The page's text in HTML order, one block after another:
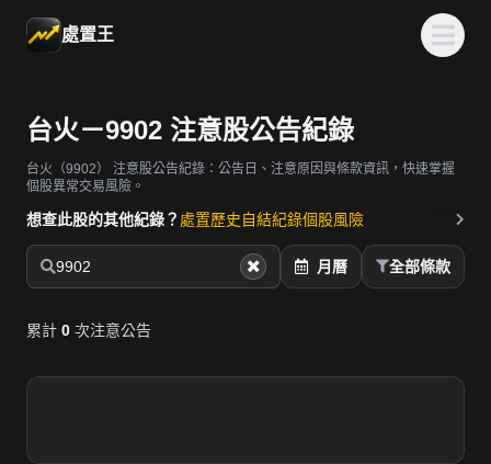
處置王
台火－9902 注意股公告紀錄
台火（9902）
注意股公告紀錄：公告日、注意原因與條款資訊，快速掌握
個股異常交易風險。
想查此股的其他紀錄？ 處置歷史自結紀錄個股風險
9902 月曆 全部條款
累計 0 次注意公告